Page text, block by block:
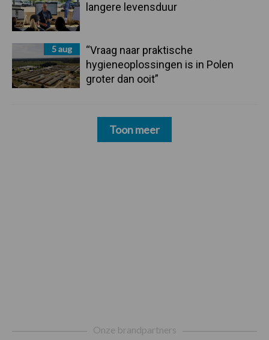
langere levensduur
5 aug
“Vraag naar praktische
hygieneoplossingen is in Polen
groter dan ooit”
Toon meer
Onze brandpartners